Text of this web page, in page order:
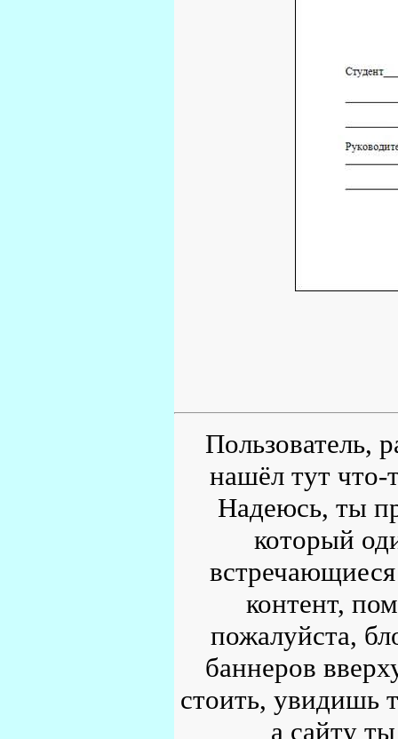
Пользователь,
нашёл тут что-
Надеюсь, ты
который
контент,
пожалуйста,
баннеров
стоить, увидишь
а сайту